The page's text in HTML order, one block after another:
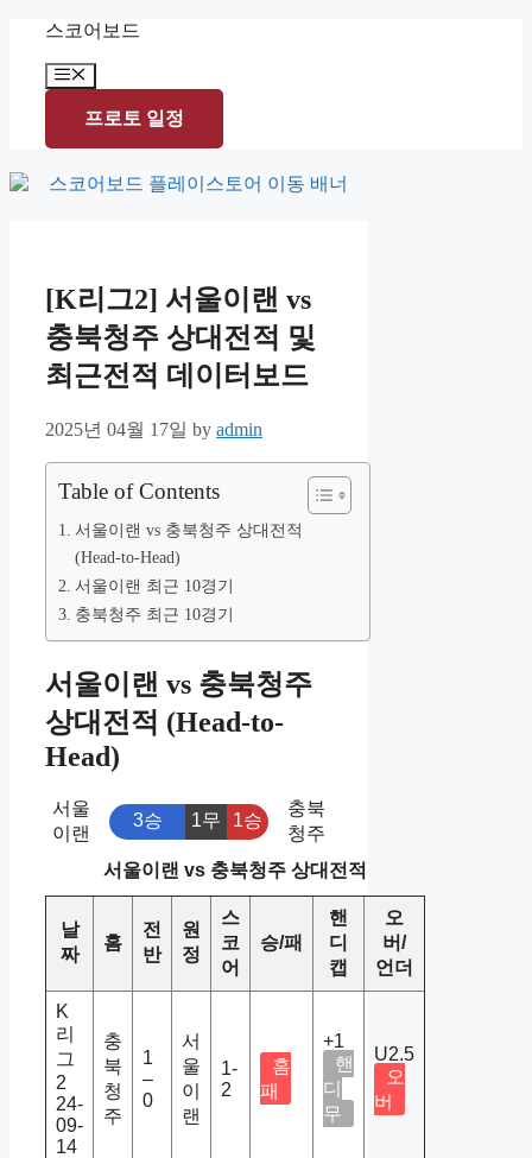
content
스코어보드
Menu
프로토 일정
[K리그2] 서울이랜 vs
충북청주 상대전적 및
최근전적 데이터보드
2025년 04월 17일 by admin
Table of Contents
서울이랜 vs 충북청주 상대전적
(Head-to-Head)
서울이랜 최근 10경기
충북청주 최근 10경기
서울이랜 vs 충북청주
상대전적 (Head-to-
Head)
서울
이랜
3승 1무 1승
충북
청주
서울이랜 vs 충북청주 상대전적
날
짜
홈
전
반
원
정
스
코
어
승/패
핸
디
캡
오
버/
언더
K
리
그
2
24-
09-
14
충
북
청
주
1
–
0
서
울
이
랜
1-
2
홈
패
+1
핸
디
무
U2.5
오
버